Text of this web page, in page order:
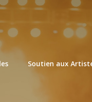
Soutien aux